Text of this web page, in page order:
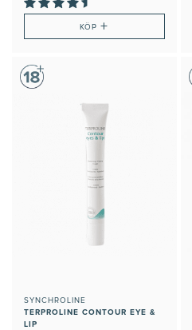
KÖP+
SYNCHROLINE
TERPROLINE CONTOUR EYE &
LIP